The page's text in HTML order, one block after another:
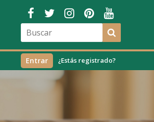
¿Estás registrado?
Entrar